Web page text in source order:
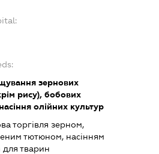
зернових
рису), бобових
олійних культур
торгівля зерном,
тютюном, насінням
для тварин